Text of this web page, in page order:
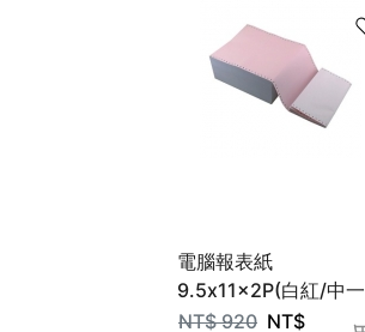
電腦報表紙
9.5x11x2P(白紅/中一
刀)
NT$920 NT$